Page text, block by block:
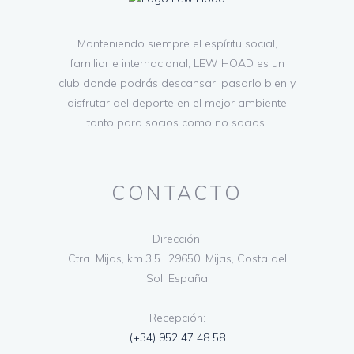
Manteniendo siempre el espíritu social,
familiar e internacional, LEW HOAD es un
club donde podrás descansar, pasarlo bien y
disfrutar del deporte en el mejor ambiente
tanto para socios como no socios.
CONTACTO
Dirección:
Ctra. Mijas, km.3.5., 29650, Mijas, Costa del
Sol, España
Recepción:
(+34) 952 47 48 58